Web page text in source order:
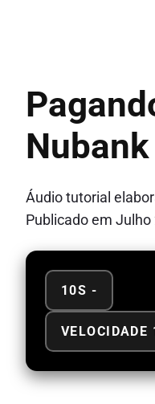
Nubank
Áudio tutorial
Publicado em Julho
10S -
VELOCIDADE